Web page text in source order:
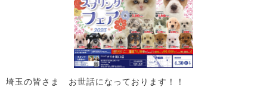
埼玉の皆さま お世話になっております！！